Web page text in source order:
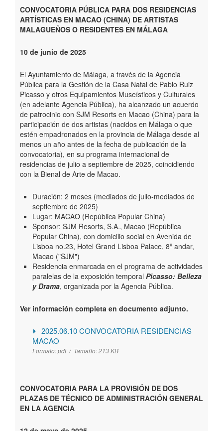
CONVOCATORIA PÚBLICA PARA DOS RESIDENCIAS
ARTÍSTICAS EN MACAO (CHINA) DE ARTISTAS
MALAGUEÑOS O RESIDENTES EN MÁLAGA
10 de junio de 2025
El Ayuntamiento de Málaga, a través de la Agencia
Pública para la Gestión de la Casa Natal de Pablo Ruiz
Picasso y otros Equipamientos Museísticos y Culturales
(en adelante Agencia Pública), ha alcanzado un acuerdo
de patrocinio con SJM Resorts en Macao (China) para la
participación de dos artistas (nacidos en Málaga o que
estén empadronados en la provincia de Málaga desde al
menos un año antes de la fecha de publicación de la
convocatoria), en su programa internacional de
residencias de julio a septiembre de 2025, coincidiendo
con la Bienal de Arte de Macao.
Duración: 2 meses (mediados de julio-mediados de
septiembre de 2025)
Lugar: MACAO (República Popular China)
Sponsor: SJM Resorts, S.A., Macao (República
Popular China), con domicilio social en Avenida de
Lisboa no.23, Hotel Grand Lisboa Palace, 8º andar,
Macao ("SJM")
Residencia enmarcada en el programa de actividades
paralelas de la exposición temporal Picasso: Belleza
y Drama, organizada por la Agencia Pública.
Ver información completa en documento adjunto.
2025.06.10 CONVOCATORIA RESIDENCIAS
MACAO
Formato:pdf / Tamaño:213 KB
CONVOCATORIA PARA LA PROVISIÓN DE DOS
PLAZAS DE TÉCNICO DE ADMINISTRACIÓN GENERAL
EN LA AGENCIA